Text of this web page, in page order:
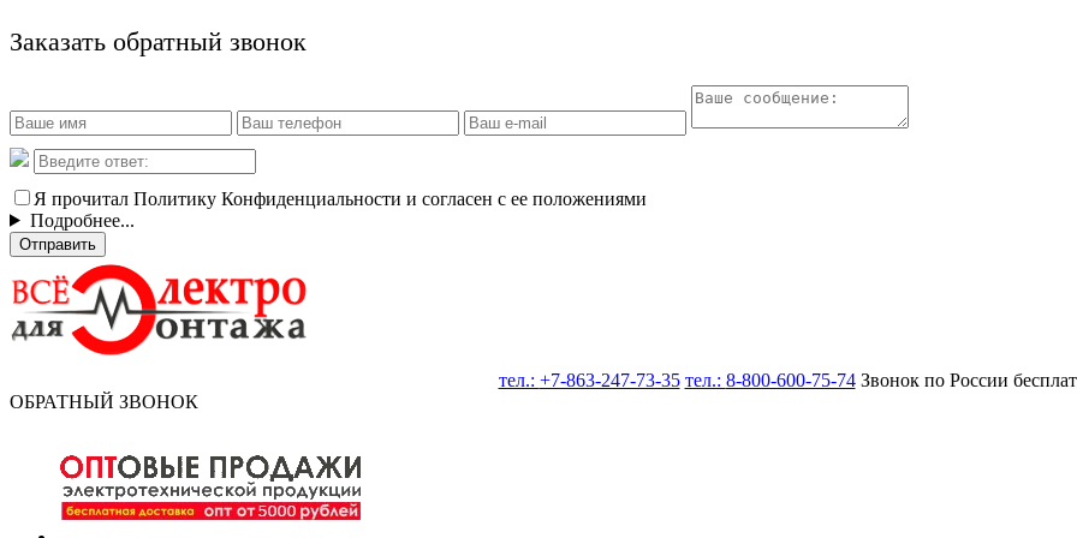
Заказать обратный звонок
Я прочитал Политику Конфиденциальности и согласен с ее положениями
Подробнее...
Отправить
тел.: +7-863-247-73-35 тел.: 8-800-600-75-74Звонок по России
ОБРАТНЫЙ ЗВОНОК